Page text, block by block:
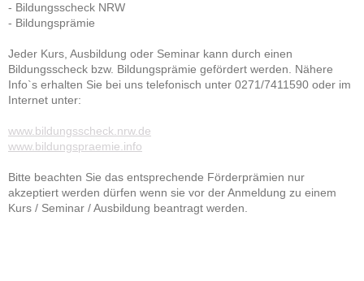
- Bildungsscheck NRW
- Bildungsprämie
Jeder Kurs, Ausbildung oder Seminar kann durch einen
Bildungsscheck bzw. Bildungsprämie gefördert werden. Nähere
Info`s erhalten Sie bei uns telefonisch unter 0271/7411590 oder im
Internet unter:
www.bildungsscheck.nrw.de
www.bildungspraemie.info
Bitte beachten Sie das entsprechende Förderprämien nur
akzeptiert werden dürfen wenn sie vor der Anmeldung zu einem
Kurs / Seminar / Ausbildung beantragt werden.